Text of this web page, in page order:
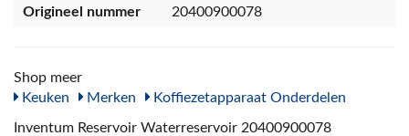
Origineel nummer
20400900078
Shop meer
Keuken
Merken Koffiezetapparaat Onderdelen
Inventum Reservoir Waterreservoir 20400900078